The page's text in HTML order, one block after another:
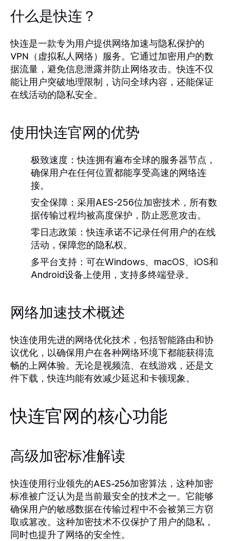
什么是快连？
快连是一款专为用户提供网络加速与隐私保护的
VPN（虚拟私人网络）服务。它通过加密用户的数
据流量，避免信息泄露并防止网络攻击。快连不仅
能让用户突破地理限制，访问全球内容，还能保证
在线活动的隐私安全。
使用快连官网的优势
极致速度：快连拥有遍布全球的服务器节点，
确保用户在任何位置都能享受高速的网络连
接。
安全保障： 采用AES-256位加密技术，所有数
据传输过程均被高度保护，防止恶意攻击。
零日志政策：快连承诺不记录任何用户的在线
活动，保障您的隐私权。
多平台支持： 可在Windows、macOS、iOS和
Android设备上使用，支持多终端登录。
网络加速技术概述
快连使用先进的网络优化技术，包括智能路由和协
议优化，以确保用户在各种网络环境下都能获得流
畅的上网体验。无论是视频流、在线游戏，还是文
件下载，快连均能有效减少延迟和卡顿现象。
快连官网的核心功能
高级加密标准解读
快连使用行业领先的AES-256加密算法，这种加密
标准被广泛认为是当前最安全的技术之一。它能够
确保用户的敏感数据在传输过程中不会被第三方窃
取或篡改。这种加密技术不仅保护了用户的隐私，
同时也提升了网络的安全性。